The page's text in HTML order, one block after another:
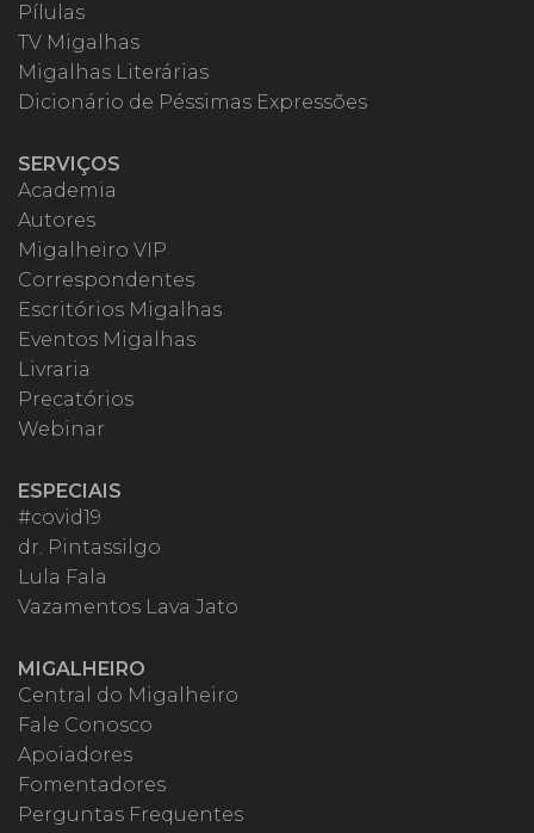
Pílulas
TV Migalhas
Migalhas Literárias
Dicionário de Péssimas Expressões
SERVIÇOS
Academia
Autores
Migalheiro VIP
Correspondentes
Escritórios Migalhas
Eventos Migalhas
Livraria
Precatórios
Webinar
ESPECIAIS
#covid19
dr. Pintassilgo
Lula Fala
Vazamentos Lava Jato
MIGALHEIRO
Central do Migalheiro
Fale Conosco
Apoiadores
Fomentadores
Perguntas Frequentes